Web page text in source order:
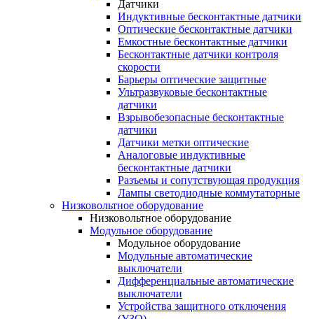
Датчики
Индуктивные бесконтактные датчики
Оптические бесконтактные датчики
Емкостные бесконтактные датчики
Бесконтактные датчики контроля
скорости
Барьеры оптические защитные
Ультразвуковые бесконтактные
датчики
Взрывобезопасные бесконтактные
датчики
Датчики метки оптические
Аналоговые индуктивные
бесконтактные датчики
Разъемы и сопутствующая продукция
Лампы светодиодные коммутаторные
Низковольтное оборудование
Низковольтное оборудование
Модульное оборудование
Модульное оборудование
Модульные автоматические
выключатели
Дифференциальные автоматические
выключатели
Устройства защитного отключения